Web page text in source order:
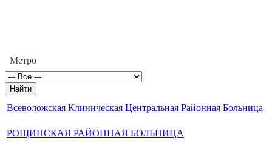
Метро
Всеволожская Клиническая Центральная Районная Больница
РОЩИНСКАЯ РАЙОННАЯ БОЛЬНИЦА